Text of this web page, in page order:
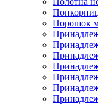
Порошок